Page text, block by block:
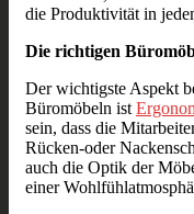
die Produktivität in
Die richtigen
Der wichtigste Aspekt
Büromöbeln ist
sein, dass die
Rücken-oder
auch die Optik der
einer